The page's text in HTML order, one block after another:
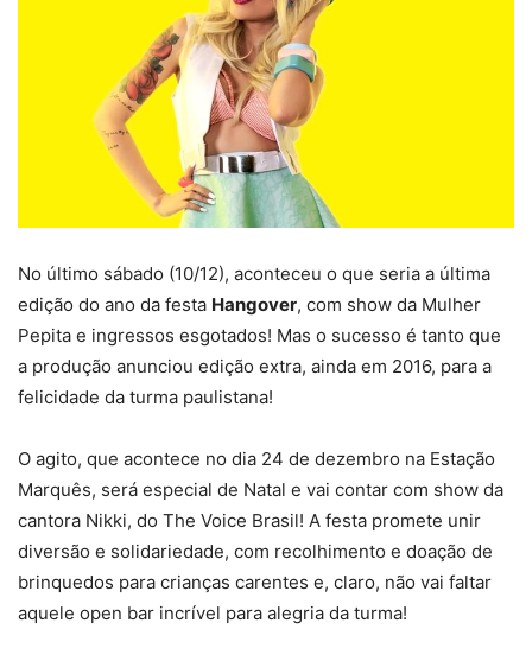
No último sábado (10/12), aconteceu o que seria a última
edição do ano da festa Hangover, com show da Mulher
Pepita e ingressos esgotados! Mas o sucesso é tanto que
a produção anunciou edição extra, ainda em 2016, para a
felicidade da turma paulistana!
O agito, que acontece no dia 24 de dezembro na Estação
Marquês, será especial de Natal e vai contar com show da
cantora Nikki, do The Voice Brasil! A festa promete unir
diversão e solidariedade, com recolhimento e doação de
brinquedos para crianças carentes e, claro, não vai faltar
aquele open bar incrível para alegria da turma!